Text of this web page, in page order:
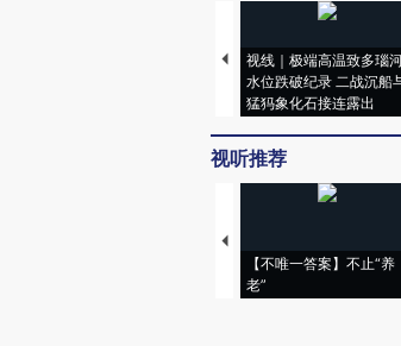
视线｜极端高温致多瑙
水位跌破纪录 二战沉船
猛犸象化石接连露出
视听推荐
【不唯一答案】不止“养
老”